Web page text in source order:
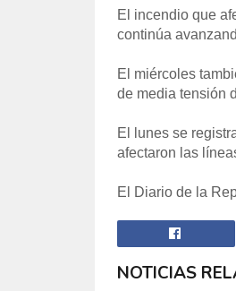
El incendio que
continúa
El miércoles
de media tensión
El lunes se
afectaron las
El Diario de la
NOTICIAS